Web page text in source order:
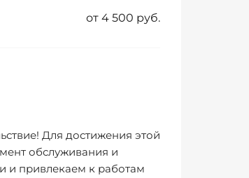
от 4 500 руб.
Для достижения этой
обслуживания и
и привлекаем к работам